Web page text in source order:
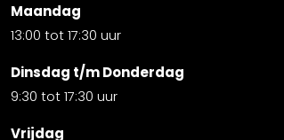
Maandag
13:00 tot 17:30 uur
Dinsdag t/m Donderdag
9:30 tot 17:30 uur
Vrijdag